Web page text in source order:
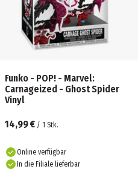
Funko - POP! - Marvel:
Carnageized - Ghost Spider
Vinyl
14,99 € / 1 Stk.
Online verfügbar
In die Filiale lieferbar